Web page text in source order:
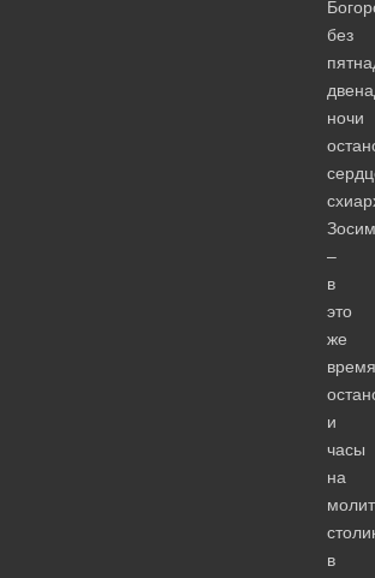
без
ночи
–
в
это
же
время
и
часы
на
в